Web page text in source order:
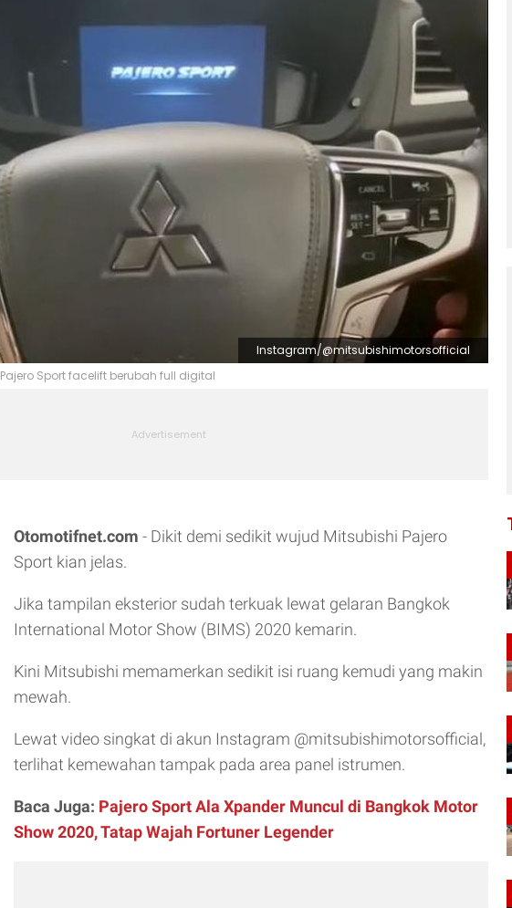
Instagram/@mitsubishimotorsofficial
Sport facelift berubah full digital
Otomotifnet.com - Dikit demi sedikit wujud Mitsubishi Pajero
Sport kian jelas.
Jika tampilan eksterior sudah terkuak lewat gelaran Bangkok
International Motor Show (BIMS) 2020 kemarin.
Kini Mitsubishi memamerkan sedikit isi ruang kemudi yang makin
mewah.
Lewat video singkat di akun Instagram @mitsubishimotorsofficial,
terlihat kemewahan tampak pada area panel istrumen.
Baca Juga: Pajero Sport Ala Xpander Muncul di Bangkok Motor
Show 2020, Tatap Wajah Fortuner Legender